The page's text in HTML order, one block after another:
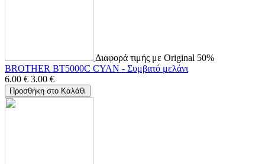
Διαφορά τιμής με Original 50%
BROTHER BT5000C CYAN - Συμβατό μελάνι
6.00 € 3.00 €
Προσθήκη στο Καλάθι